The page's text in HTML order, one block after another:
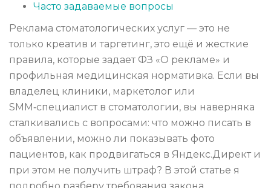
Часто задаваемые вопросы
Реклама стоматологических услуг — это не
только креатив и таргетинг, это ещё и жесткие
правила, которые задает ФЗ «О рекламе» и
профильная медицинская нормативка. Если вы
владелец клиники, маркетолог или
SMM‑специалист в стоматологии, вы наверняка
сталкивались с вопросами: что можно писать в
объявлении, можно ли показывать фото
пациентов, как продвигаться в Яндекс.Директ и
при этом не получить штраф? В этой статье я